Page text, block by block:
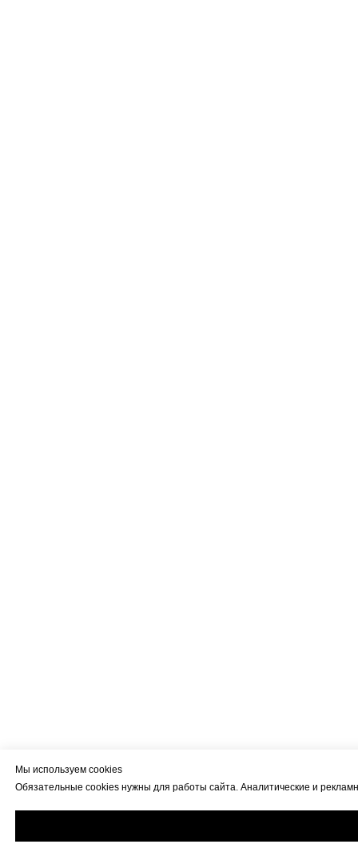
Мы используем cookies
Обязательные cookies нужны для работы сайта. Аналитические и